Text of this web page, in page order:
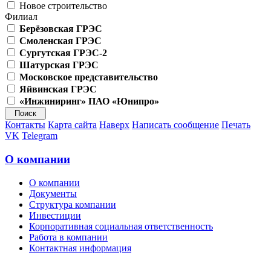
Новое строительство
Филиал
Берёзовская ГРЭС
Смоленская ГРЭС
Сургутская ГРЭС-2
Шатурская ГРЭС
Московское представительство
Яйвинская ГРЭС
«Инжиниринг» ПАО «Юнипро»
Контакты Карта сайта Наверх Написать сообщение Печать
VK Telegram
О компании
О компании
Документы
Структура компании
Инвестиции
Корпоративная социальная ответственность
Работа в компании
Контактная информация